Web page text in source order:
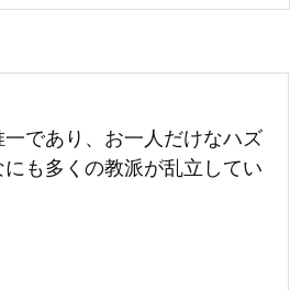
であり、お一人だけなハズ
も多くの教派が乱立してい